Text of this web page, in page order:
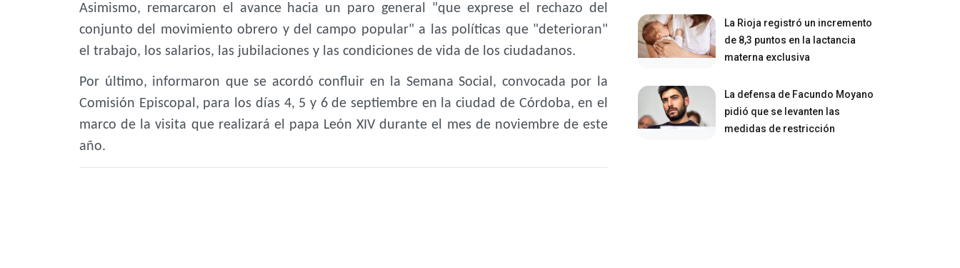
Asimismo, remarcaron el avance hacia un paro general "que exprese el rechazo del
conjunto del movimiento obrero y del campo popular" a las políticas que "deterioran"
el trabajo, los salarios, las jubilaciones y las condiciones de vida de los ciudadanos.
Por último, informaron que se acordó confluir en la Semana Social, convocada por la
Comisión Episcopal, para los días 4, 5 y 6 de septiembre en la ciudad de Córdoba, en el
marco de la visita que realizará el papa León XIV durante el mes de noviembre de este
año.
La Rioja registró un incremento
de 8,3 puntos en la lactancia
materna exclusiva
La defensa de Facundo Moyano
pidió que se levanten las
medidas de restricción